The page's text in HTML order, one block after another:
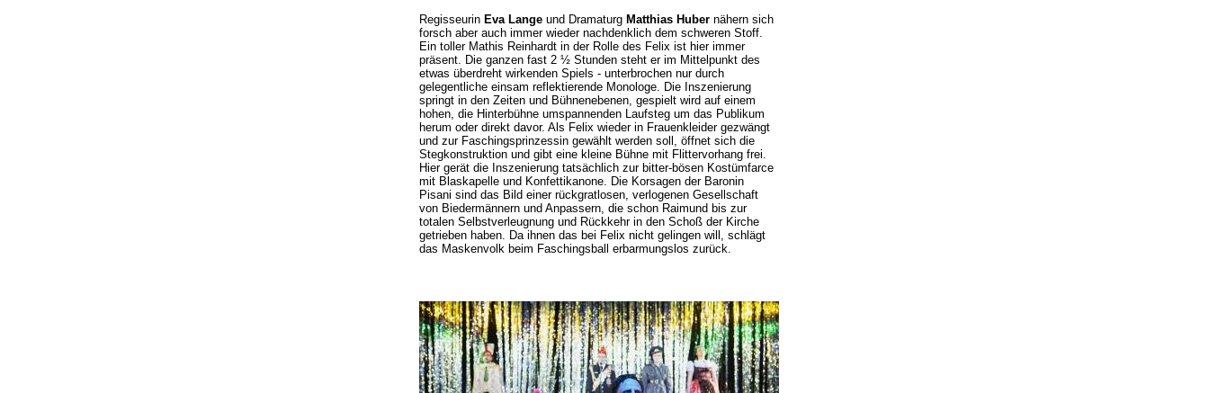
Regisseurin Eva Langeund Dramaturg Matthias Hubernähern sich
forsch aber auch immer wieder nachdenklich dem schweren Stoff.
Ein toller Mathis Reinhardt in der Rolle des Felix ist hier immer
präsent. Die ganzen fast 2 ½ Stunden steht er im Mittelpunkt des
etwas überdreht wirkenden Spiels - unterbrochen nur durch
gelegentliche einsam reflektierende Monologe. Die Inszenierung
springt in den Zeiten und Bühnenebenen, gespielt wird auf einem
hohen, die Hinterbühne umspannenden Laufsteg um das Publikum
herum oder direkt davor. Als Felix wieder in Frauenkleider gezwängt
und zur Faschingsprinzessin gewählt werden soll, öffnet sich die
Stegkonstruktion und gibt eine kleine Bühne mit Flittervorhang frei.
Hier gerät die Inszenierung tatsächlich zur bitter-bösen Kostümfarce
mit Blaskapelle und Konfettikanone. Die Korsagen der Baronin
Pisani sind das Bild einer rückgratlosen, verlogenen Gesellschaft
von Biedermännern und Anpassern, die schon Raimund bis zur
totalen Selbstverleugnung und Rückkehr in den Schoß der Kirche
getrieben haben. Da ihnen das bei Felix nicht gelingen will, schlägt
das Maskenvolk beim Faschingsball erbarmungslos zurück.